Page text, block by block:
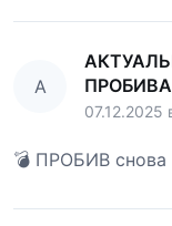
А
ПРОБИВА
07.12.2025
💣 ПРОБИВ снова